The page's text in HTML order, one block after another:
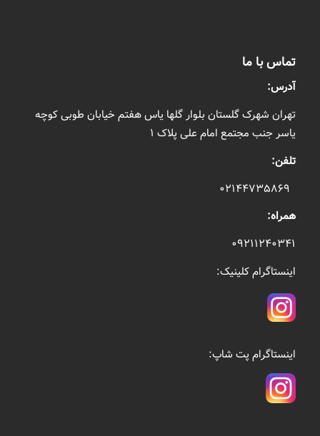
تماس با ما
آدرس:
تهران شهرک گلستان بلوار گلها یاس هفتم خیابان طوبی کوچه
یاسر جنب مجتمع امام علی پلاک ۱
تلفن:
همراه:
۰۹۲۱۱۲۴۰۳۴۱
اینستاگرام کلینیک:
اینستاگرام پت شاپ: